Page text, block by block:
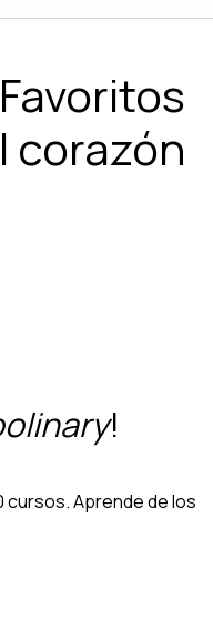
corazón
!
cursos. Aprende de los